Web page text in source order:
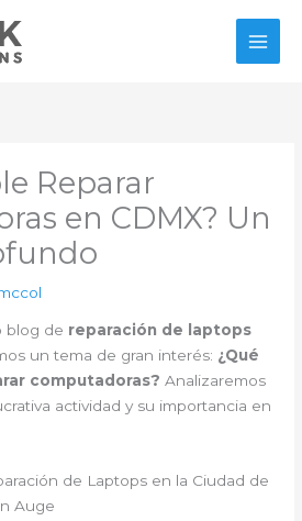
Reparar
en CDMX? Un
blog de reparación de laptops
un tema de gran interés: ¿Qué
computadoras? Analizaremos
actividad y su importancia en
de Laptops en la Ciudad de
Auge